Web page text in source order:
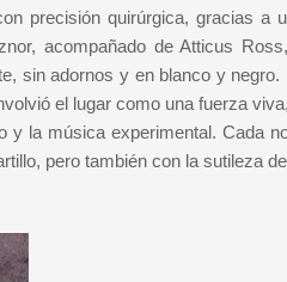
precisión quirúrgica, gracias a
acompañado de Atticus
sin adornos y en blanco y negro.
el lugar como una fuerza
y la música experimental. Cada
pero también con la sutileza